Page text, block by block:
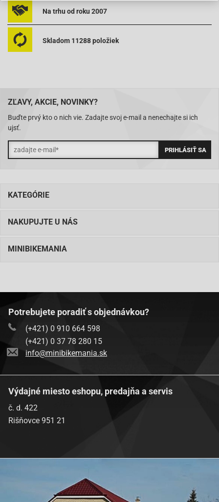
Na trhu od roku 2007
Skladom 11288 položiek
ZĽAVY, AKCIE, NOVINKY?
Buďte prvý kto o nich vie. Zadajte svoj e-mail a nenechajte si ich
ujsť.
KATEGÓRIE
NAKUPUJTE U NÁS
MINIBIKEMANIA
Potrebujete poradiť s objednávkou?
(+421) 0 910 664 598
(+421) 0 37 78 280 15
info@minibikemania.sk
Výdajné miesto eshopu, predajňa a servis
č. d. 422
Rišňovce 951 21